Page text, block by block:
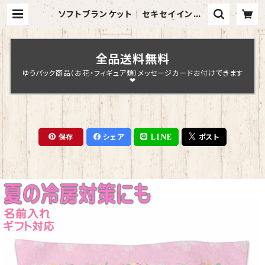
ソフトブランケット｜セキセイインコ・
アルビノ【型番 SB-124】ピンク | Ch
opin Design
全品送料無料
ゆうパック商品（お花・フィギュア類）メッセージカードお付けできます
❤
保存 シェア LINE ポスト